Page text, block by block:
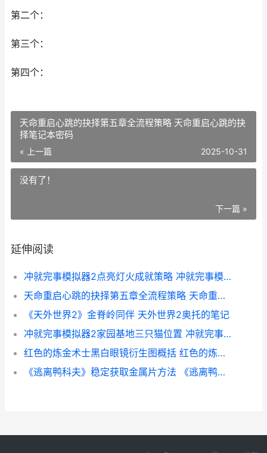
第二个：
第三个：
第四个：
天命重启心跳的抉择第五章全流程策略 天命重启心跳的抉
择笔记本密码
« 上一篇 2025-10-31
没有了！
下一篇 »
延伸阅读
冲就完事模拟器2点亮灯火成就策略 冲就完事模拟器马杆怎么洗干净
天命重启心跳的抉择第五章全流程策略 天命重启心跳的抉择笔记本密码
《天外世界2》金脊岭同伴 天外世界2奥托的笔记
冲就完事模拟器2家园基地三只猫位置 冲就完事模拟器塔装饰在哪
红色的炼金术士黑白眼镜衍生图概括 红色的炼金术士配方解锁
《逃离鸭科夫》稳定获取金属片方法 《逃离鸭科夫》手机版免费安装